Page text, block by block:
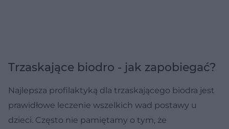
Trzaskające biodro - jak zapobiegać?
Najlepsza profilaktyką dla trzaskającego biodra jest
prawidłowe leczenie wszelkich wad postawy u
dzieci. Często nie pamiętamy o tym, że